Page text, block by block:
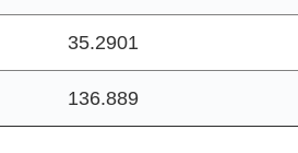
35.2901
136.889